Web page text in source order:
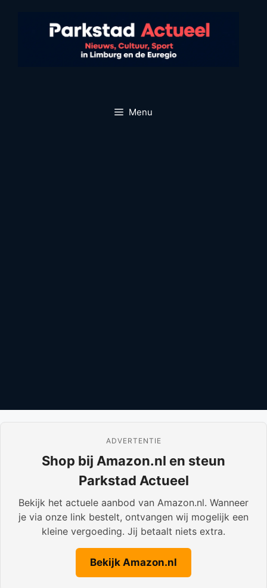
Menu
ADVERTENTIE
Shop bij Amazon.nl en steun
Parkstad Actueel
Bekijk het actuele aanbod van Amazon.nl. Wanneer
je via onze link bestelt, ontvangen wij mogelijk een
kleine vergoeding. Jij betaalt niets extra.
Bekijk Amazon.nl